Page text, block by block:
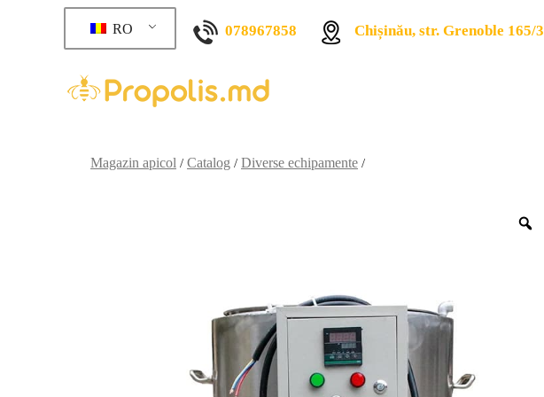
RO 078967858 Chișinău, str. Grenoble 165/3
Magazin apicol / Catalog / Diverse echipamente /